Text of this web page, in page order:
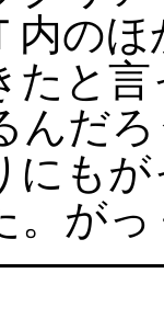
のほ
たと
んだ
もが
。が